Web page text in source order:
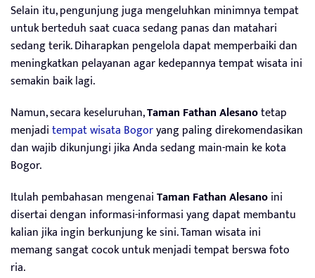
Selain itu, pengunjung juga mengeluhkan minimnya tempat
untuk berteduh saat cuaca sedang panas dan matahari
sedang terik. Diharapkan pengelola dapat memperbaiki dan
meningkatkan pelayanan agar kedepannya tempat wisata ini
semakin baik lagi.
Namun, secara keseluruhan,Taman Fathan Alesanotetap
menjaditempat wisata Bogoryang paling direkomendasikan
dan wajib dikunjungi jika Anda sedang main-main ke kota
Bogor.
Itulah pembahasan mengenaiTaman Fathan Alesanoini
disertai dengan informasi-informasi yang dapat membantu
kalian jika ingin berkunjung ke sini. Taman wisata ini
memang sangat cocok untuk menjadi tempat berswa foto
ria.